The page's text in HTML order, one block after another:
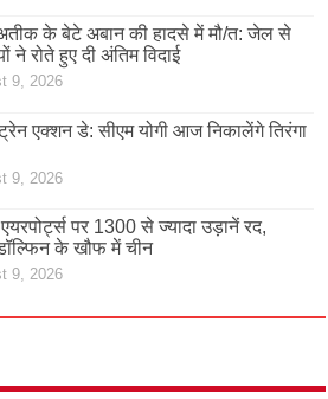
अतीक के बेटे अबान की हादसे में मौ/त: जेल से
ने रोते हुए दी अंतिम विदाई
9, 2026
एक्शन डे: सीएम योगी आज निकालेंगे तिरंगा
9, 2026
पर 1300 से ज्यादा उड़ानें रद,
के खौफ में चीन
9, 2026